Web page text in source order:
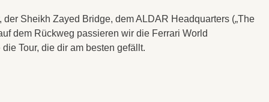
Sheikh Zayed Bridge, dem ALDAR Headquarters („The
dem Rückweg passieren wir die Ferrari World
Tour, die dir am besten gefällt.